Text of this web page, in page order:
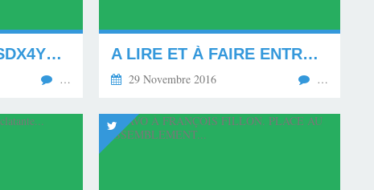
HTTPS://T.CO/FFOSDX4YBJ... HTTPS://T.CO/F2ASEFEJTJ
…
A LIRE ET À FAIRE ENTRER DANS LE DÉBAT !...
29 Novembre 2016 …